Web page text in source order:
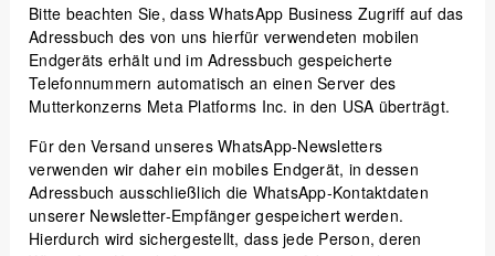
Bitte beachten Sie, dass WhatsApp Business Zugriff auf das
Adressbuch des von uns hierfür verwendeten mobilen
Endgeräts erhält und im Adressbuch gespeicherte
Telefonnummern automatisch an einen Server des
Mutterkonzerns Meta Platforms Inc. in den USA überträgt.
Für den Versand unseres WhatsApp-Newsletters
verwenden wir daher ein mobiles Endgerät, in dessen
Adressbuch ausschließlich die WhatsApp-Kontaktdaten
unserer Newsletter-Empfänger gespeichert werden.
Hierdurch wird sichergestellt, dass jede Person, deren